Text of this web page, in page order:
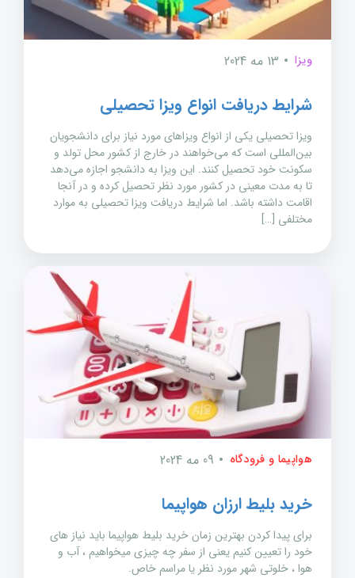
ویزا 13 مه 2024
شرایط دریافت انواع ویزا تحصیلی
ویزا تحصیلی یکی از انواع ویزاهای مورد نیاز برای دانشجویان
بین‌المللی است که می‌خواهند در خارج از کشور محل تولد و
سکونت خود تحصیل کنند. این ویزا به دانشجو اجازه می‌دهد
تا به مدت معینی در کشور مورد نظر تحصیل کرده و در آنجا
اقامت داشته باشد. اما شرایط دریافت ویزا تحصیلی به موارد
مختلفی […]
هواپیما و فرودگاه 09 مه 2024
خرید بلیط ارزان هواپیما
برای پیدا کردن بهترین زمان خرید بلیط هواپیما باید نیاز های
خود را تعیین کنیم یعنی از سفر چه چیزی میخواهیم ، آب و
هوا ، خلوتی شهر مورد نظر یا مراسم خاص.